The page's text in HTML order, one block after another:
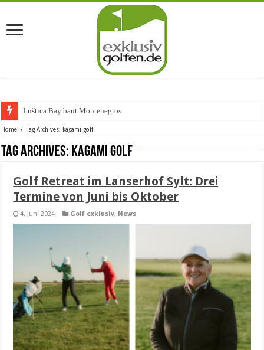
Luštica Bay baut Montenegros erste
Home / Tag Archives: kagami golf
Tag Archives: kagami golf
Golf Retreat im Lanserhof Sylt: Drei
Termine von Juni bis Oktober
4. Juni 2024 Golf exklusiv, News